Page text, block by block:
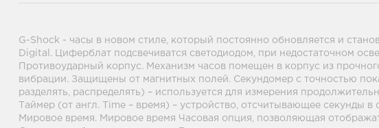
G-Shock - часы в новом стиле, который постоянно обновляется и
Digital. Циферблат подсвечиватся светодиодом, при недостаточном
Противоударный корпус. Механизм часов помещен в корпус из
вибрации. Защищены от магнитных полей. Секундомер с точностью
разделять, распределять) – используется для измерения
Таймер (от англ. Time – время) – устройство, отсчитывающее секунды
Мировое время. Мировое время Часовая опция, позволяющая